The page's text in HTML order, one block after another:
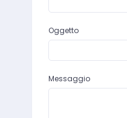
Oggetto
Messaggio